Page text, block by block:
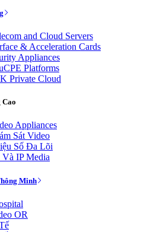
and Cloud Servers
& Acceleration Cards
Appliances
Platforms
Private Cloud
Cao
Appliances
Sát Video
Số Đa Lõi
IP Media
Minh
OR